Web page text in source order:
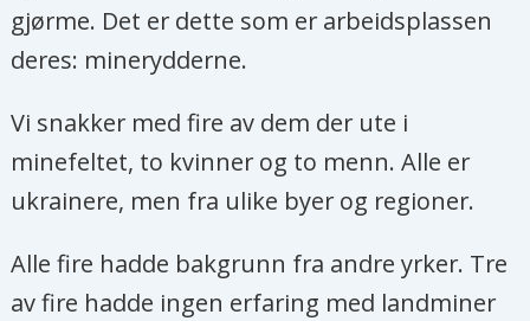
gjørme. Det er dette som er arbeidsplassen
deres: minerydderne.
Vi snakker med fire av dem der ute i
minefeltet, to kvinner og to menn. Alle er
ukrainere, men fra ulike byer og regioner.
Alle fire hadde bakgrunn fra andre yrker. Tre
av fire hadde ingen erfaring med landminer